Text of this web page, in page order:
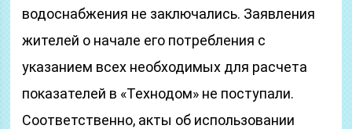
водоснабжения не заключались. Заявления
жителей о начале его потребления с
указанием всех необходимых для расчета
показателей в «Технодом» не поступали.
Соответственно, акты об использовании